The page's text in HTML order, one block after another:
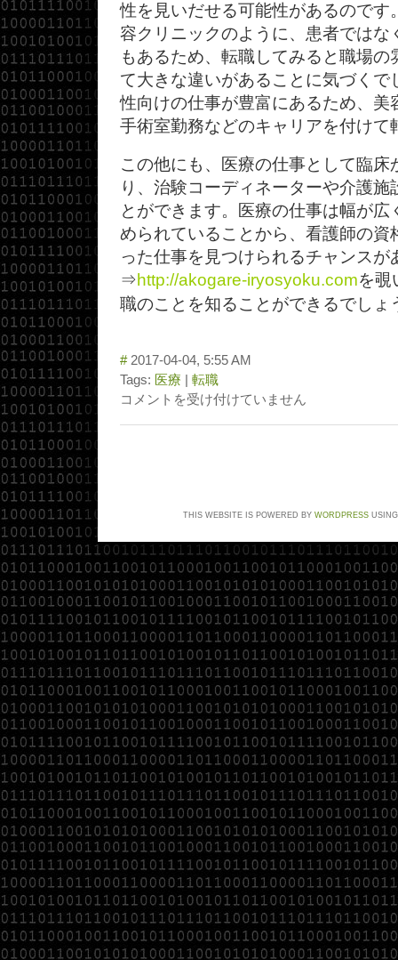
性を見いだせる可能性があるのです
容クリニックのように、患者ではな
もあるため、転職してみると職場
て大きな違いがあることに気づく
性向けの仕事が豊富にあるため、美
手術室勤務などのキャリアを付けて
この他にも、医療の仕事として臨
り、治験コーディネーターや介護
とができます。医療の仕事は幅が
められていることから、看護師の資
った仕事を見つけられるチャンス
⇒http://akogare-iryosyoku.comを覗
職のことを知ることができるでしょ
# 2017-04-04, 5:55 AM
Tags: 医療 | 転職
コメントを受け付けていません
THIS WEBSITE IS POWERED BY WORDPRESS